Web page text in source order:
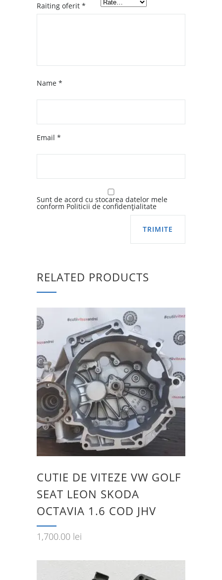
Raiting oferit *
Name *
Email *
Sunt de acord cu stocarea datelor mele
conform Politicii de confidențialitate
RELATED PRODUCTS
CUTIE DE VITEZE VW GOLF
SEAT LEON SKODA
OCTAVIA 1.6 COD JHV
1,700.00 lei